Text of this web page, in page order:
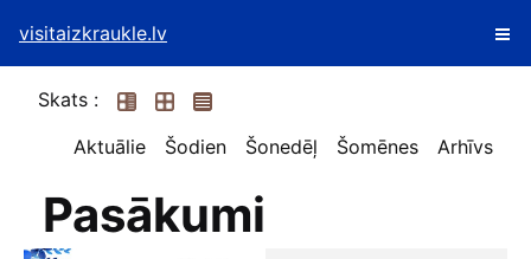
visitaizkraukle.lv
Skats :
Aktuālie
Šodien Šonedēļ Šomēnes Arhīvs
Pasākumi